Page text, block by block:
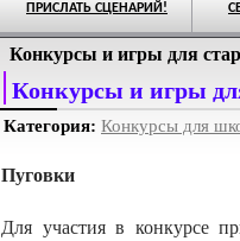
ПРИСЛАТЬ СЦЕНАРИЙ!
Конкурсы и игры для
Конкурсы и игры
Категория: Конкурсы для
Пуговки
Для участия в конкурсе